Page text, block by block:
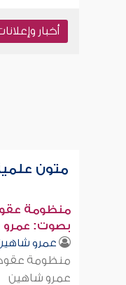
أخبار
متون
منظومة
بصوت:
عمرو
منظومة
عمرو شاهين